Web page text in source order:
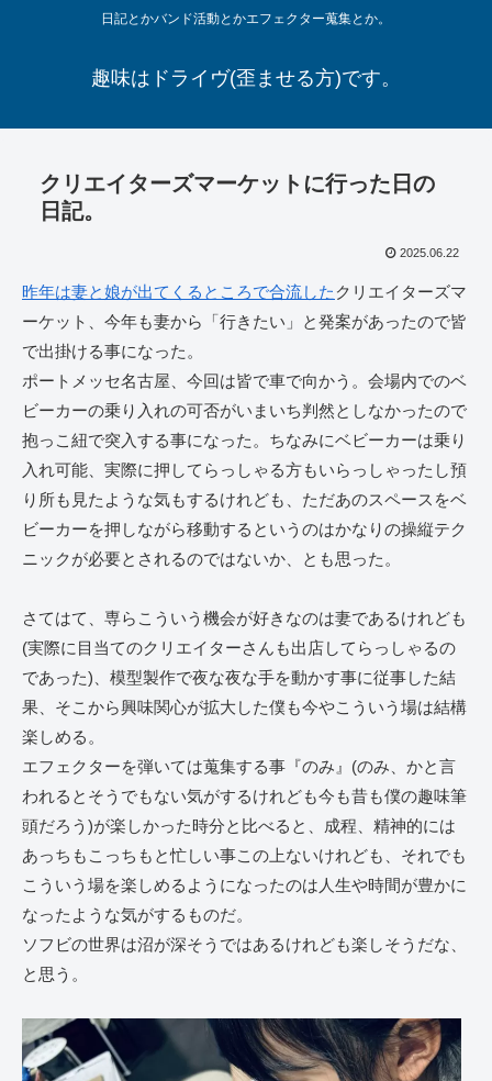
日記とかバンド活動とかエフェクター蒐集とか。
趣味はドライヴ(歪ませる方)です。
クリエイターズマーケットに行った日の
日記。
2025.06.22
昨年は妻と娘が出てくるところで合流した クリエイターズマ
ーケット、今年も妻から「行きたい」と発案があったので皆
で出掛ける事になった。
ポートメッセ名古屋、今回は皆で車で向かう。会場内でのベ
ビーカーの乗り入れの可否がいまいち判然としなかったので
抱っこ紐で突入する事になった。ちなみにベビーカーは乗り
入れ可能、実際に押してらっしゃる方もいらっしゃったし預
り所も見たような気もするけれども、ただあのスペースをベ
ビーカーを押しながら移動するというのはかなりの操縦テク
ニックが必要とされるのではないか、とも思った。
さてはて、専らこういう機会が好きなのは妻であるけれども
(実際に目当てのクリエイターさんも出店してらっしゃるの
であった)、模型製作で夜な夜な手を動かす事に従事した結
果、そこから興味関心が拡大した僕も今やこういう場は結構
楽しめる。
エフェクターを弾いては蒐集する事『のみ』(のみ、かと言
われるとそうでもない気がするけれども今も昔も僕の趣味筆
頭だろう)が楽しかった時分と比べると、成程、精神的には
あっちもこっちもと忙しい事この上ないけれども、それでも
こういう場を楽しめるようになったのは人生や時間が豊かに
なったような気がするものだ。
ソフビの世界は沼が深そうではあるけれども楽しそうだな、
と思う。